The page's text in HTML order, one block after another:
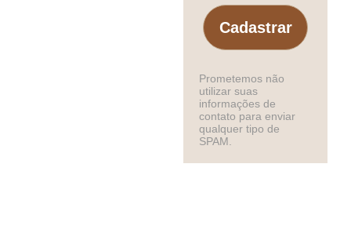
Cadastrar
Prometemos não
utilizar suas
informações de
contato para enviar
qualquer tipo de
SPAM.